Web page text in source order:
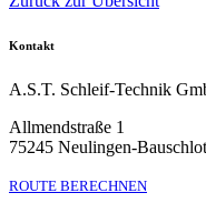
Kontakt
A.S.T. Schleif-Technik
Allmendstraße 1
75245 Neulingen-
ROUTE BERECHNEN